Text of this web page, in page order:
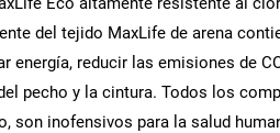
del tejido MaxLife de arena
energía, reducir las emisiones de
pecho y la cintura. Todos los
son inofensivos para la salud